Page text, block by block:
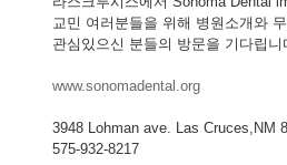
교민 여러분들을 위해 병원소개와
관심있으신 분들의 방문을 기다립니
www.sonomadental.org
3948 Lohman ave. Las Cruces,NM
575-932-8217
- 한인회장선관위원회
- 한인회 정관 위원회
한국학교(Language School)